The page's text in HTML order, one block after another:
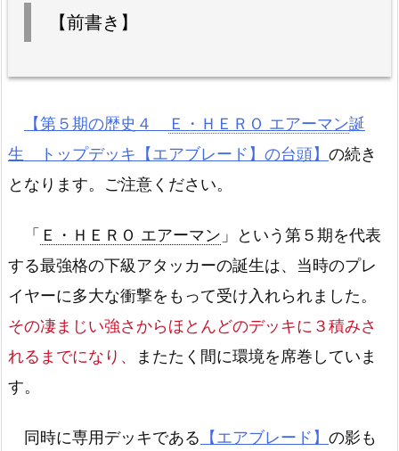
【前書き】
【第５期の歴史４ Ｅ・ＨＥＲＯ エアーマン誕
生 トップデッキ【エアブレード】の台頭】 の続き
となります。ご注意ください。
「 Ｅ・ＨＥＲＯ エアーマン 」という第５期を代表
する最強格の下級アタッカーの誕生は、当時のプレ
イヤーに多大な衝撃をもって受け入れられました。
その凄まじい強さからほとんどのデッキに３積みさ
れるまでになり、
またたく間に環境を席巻していま
す。
同時に専用デッキである 【エアブレード】 の影も